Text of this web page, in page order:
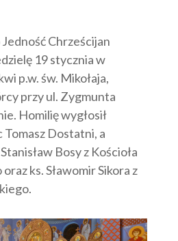
Chrześcijan
19 stycznia w
p.w. św. Mikołaja,
przy ul. Zygmunta
Homilię wygłosił
Dostatni, a
Bosy z Kościoła
ks. Sławomir Sikora z